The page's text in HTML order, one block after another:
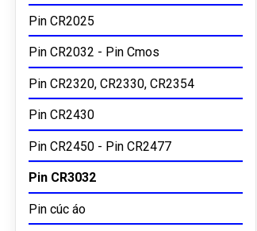
Pin CR2025
Pin CR2032 - Pin Cmos
Pin CR2320, CR2330, CR2354
Pin CR2430
Pin CR2450 - Pin CR2477
Pin CR3032
Pin cúc áo